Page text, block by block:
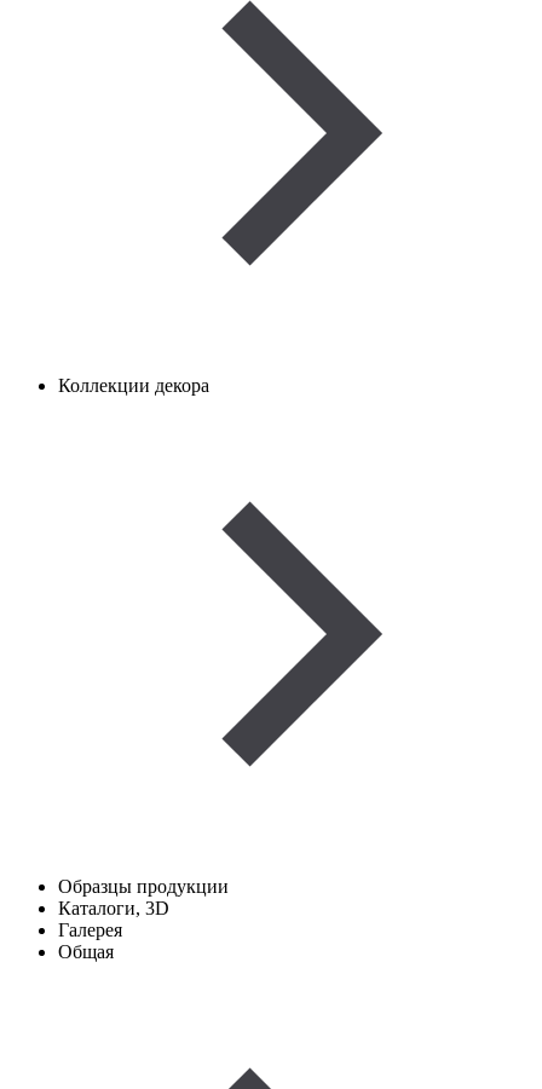
Коллекции декора
Образцы продукции
Каталоги, 3D
Галерея
Общая